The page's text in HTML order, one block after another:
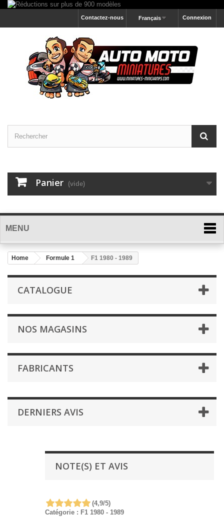
Connexion
Français
Contactez-nous
Panier (vide)
MENU
Home Formule 1 F1 1980 - 1989
CATALOGUE
NOS MAGASINS
FABRICANTS
DERNIERS AVIS
NOTE(S) ET AVIS
(4,9/5)
Catégorie : F1 1980 - 1989